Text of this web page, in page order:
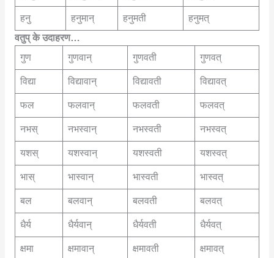
हनु हनुमान् हनुमती
हनुमत्
वतुप् के उदाहरण…
गुण
गुणवान् गुणवती गुणवत्
विद्या विद्यावान् विद्यावती विद्यावत्
फल फलवान् फलवती फलवत्
नभस् नभस्वान् नभस्वती नभस्वत्
यशस् यशस्वान् यशस्वती यशस्वत्
भास् भास्वान् भास्वती भास्वत्
बल बलवान् बलवती बलवत्
धैर्य धैर्यवान् धैर्यवती धैर्यवत्
क्षमा क्षमावान् क्षमावती क्षमावत्